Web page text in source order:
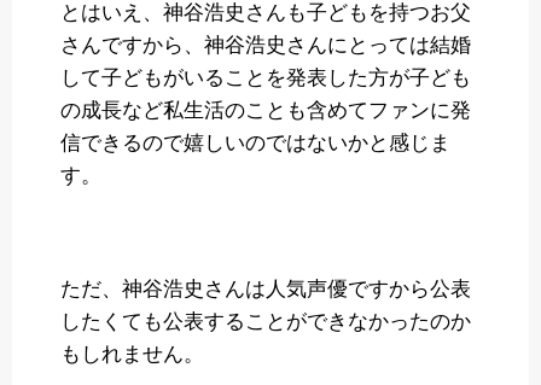
とはいえ、神谷浩史さんも子どもを持つお父
さんですから、神谷浩史さんにとっては結婚
して子どもがいることを発表した方が子ども
の成長など私生活のことも含めてファンに発
信できるので嬉しいのではないかと感じま
す。
ただ、神谷浩史さんは人気声優ですから公表
したくても公表することができなかったのか
もしれません。